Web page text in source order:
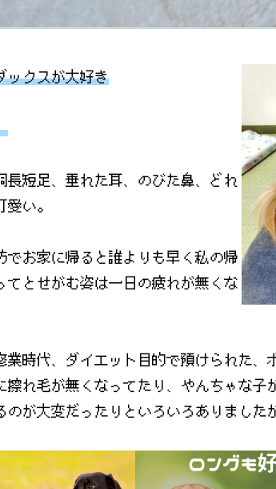
ックスが大好き
長短足、垂れた耳、のびた鼻、どれ
い。
でお家に帰ると誰よりも早く私の帰
てとせがむ姿は一日の疲れが無くな
業時代、ダイエット目的で預けられた
擦れ毛が無くなってたり、やんちゃな子
のが大変だったりといろいろありまし